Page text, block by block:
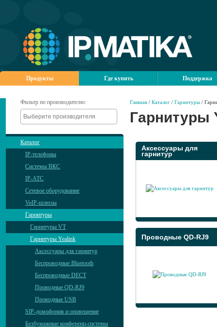
Продукты Где купить Поддержка
Фильтр по производителю:
Каталог
IP-телефоны
Системы ВКС
IP-АТС
Сетевое оборудование
VoIP-шлюзы
Гарнитуры
Гарнитуры VT
Гарнитуры Yealink
Аксессуары для гарнитур
Беспроводные Bluetooth
Беспроводные DECT
Проводные QD-RJ9
Проводные USB
SIP-домофония и оповещение
Безбумажные конференц-системы
Главная / Каталог / Гарнитуры /
Гарнитуры
Аксессуары для
гарнитур
Проводные QD-RJ9